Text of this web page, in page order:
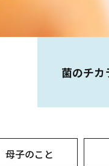
菌のチカ
母子のこと